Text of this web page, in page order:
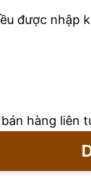
được nhập
hàng liên